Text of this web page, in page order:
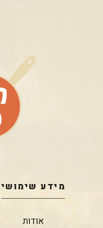
מידע שימושי
אודות